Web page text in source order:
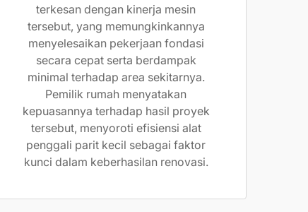
terkesan dengan kinerja mesin
tersebut, yang memungkinkannya
menyelesaikan pekerjaan fondasi
secara cepat serta berdampak
minimal terhadap area sekitarnya.
Pemilik rumah menyatakan
kepuasannya terhadap hasil proyek
tersebut, menyoroti efisiensi alat
penggali parit kecil sebagai faktor
kunci dalam keberhasilan renovasi.